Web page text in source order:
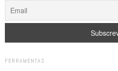
FERRAMENTAS